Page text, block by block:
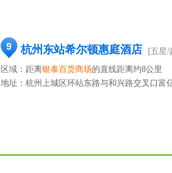
9 杭州东站希尔顿惠庭酒店
[五星/
区域：距离银泰百货商场的直线距离约8公里
地址： 杭州上城区环站东路与和兴路交叉口富